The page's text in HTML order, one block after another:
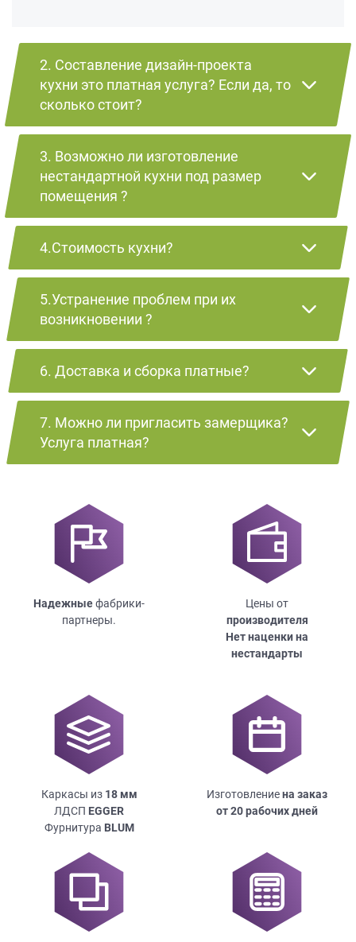
2. Составление дизайн-проекта
кухни это платная услуга? Если да, то
сколько стоит?
3. Возможно ли изготовление
нестандартной кухни под размер
помещения ?
4.Стоимость кухни?
5.Устранение проблем при их
возникновении ?
6. Доставка и сборка платные?
7. Можно ли пригласить замерщика?
Услуга платная?
Надежныефабрики-
партнеры.
Цены от
производителя
Нет наценки на
нестандарты
Каркасы из 18мм
ЛДСП EGGER
Фурнитура BLUM
Изготовлениена заказ
от 20 рабочих дней